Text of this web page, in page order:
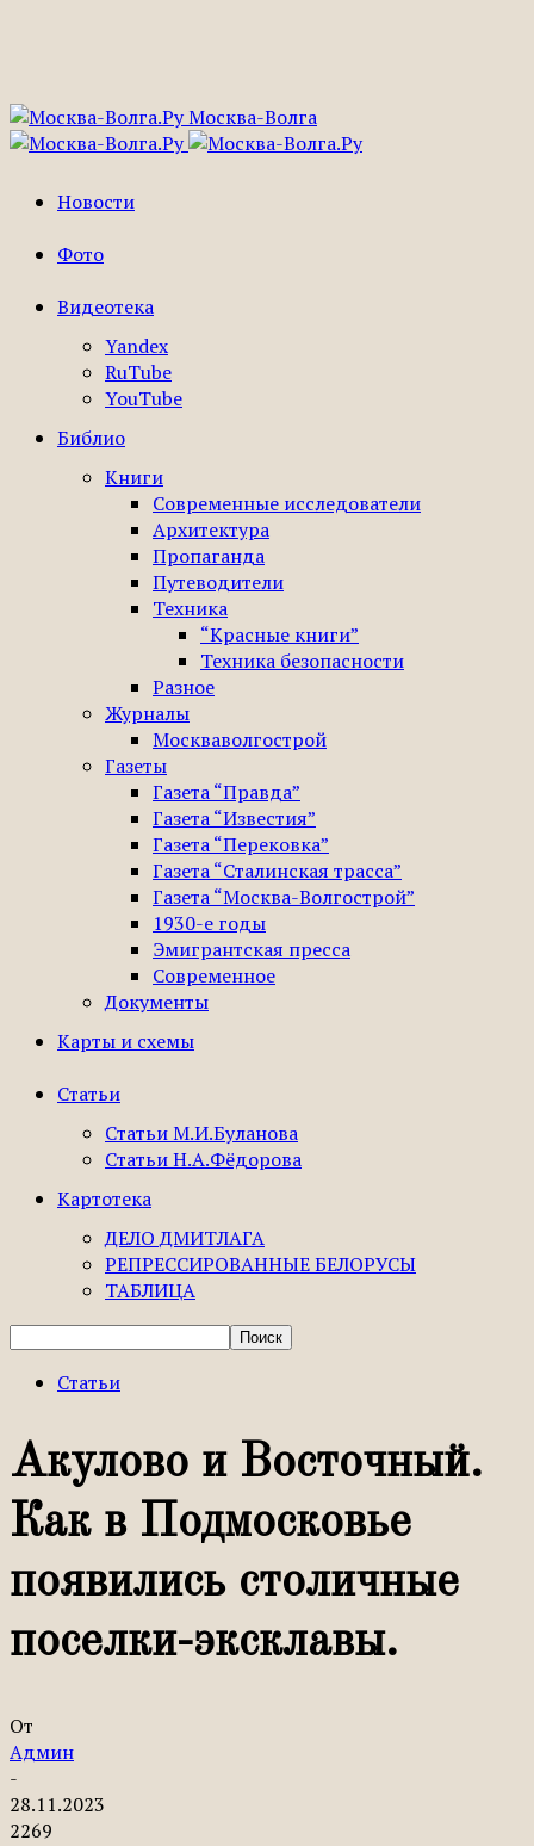
Москва-Волга
Новости
Фото
Видеотека
Yandex
RuTube
YouTube
Библио
Книги
Современные исследователи
Архитектура
Пропаганда
Путеводители
Техника
“Красные книги”
Техника безопасности
Разное
Журналы
Москваволгострой
Газеты
Газета “Правда”
Газета “Известия”
Газета “Перековка”
Газета “Сталинская трасса”
Газета “Москва-Волгострой”
1930-е годы
Эмигрантская пресса
Современное
Документы
Карты и схемы
Статьи
Статьи М.И.Буланова
Статьи Н.А.Фёдорова
Картотека
ДЕЛО ДМИТЛАГА
РЕПРЕССИРОВАННЫЕ БЕЛОРУСЫ
ТАБЛИЦА
Статьи
Акулово и Восточный.
Как в Подмосковье
появились столичные
поселки-эксклавы.
От
Админ
-
28.11.2023
2269